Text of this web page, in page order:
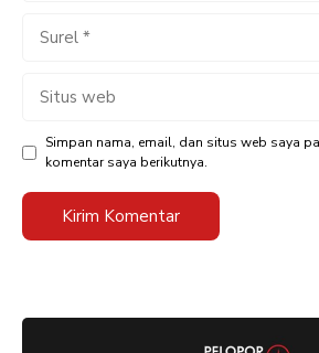
Surel
Situs
Simpan nama, email, dan situs web saya
komentar saya berikutnya.